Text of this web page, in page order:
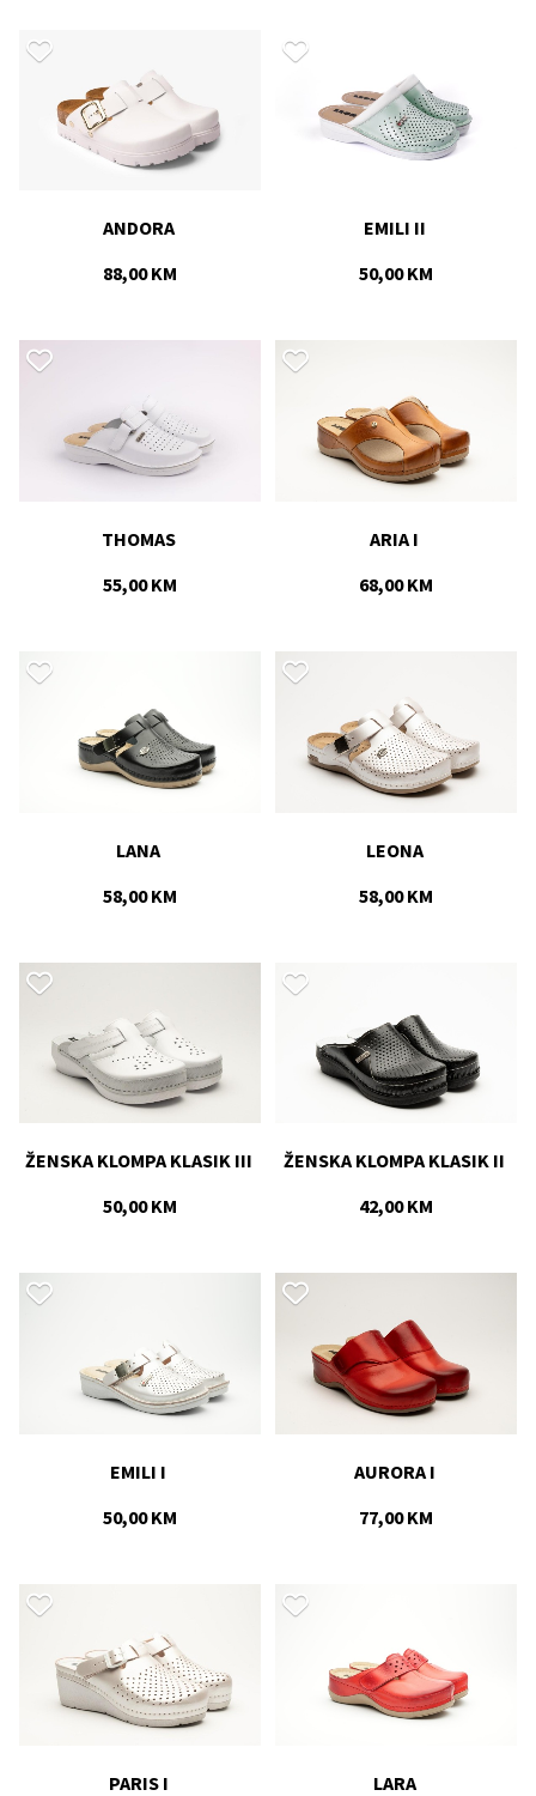
ANDORA
88,00 KM
EMILI II
50,00 KM
THOMAS
55,00 KM
ARIA I
68,00 KM
LANA
58,00 KM
LEONA
58,00 KM
ŽENSKA KLOMPA KLASIK III
50,00 KM
ŽENSKA KLOMPA KLASIK II
42,00 KM
EMILI I
50,00 KM
AURORA I
77,00 KM
PARIS I
LARA